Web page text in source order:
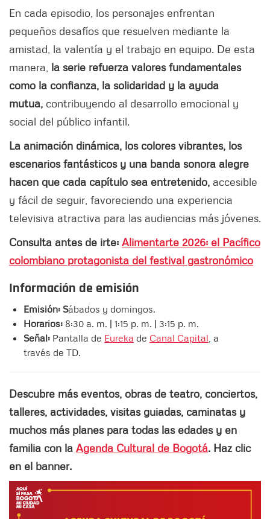
En cada episodio, los personajes enfrentan
pequeños desafíos que resuelven mediante la
amistad, la valentía y el trabajo en equipo. De esta
manera, la serie refuerza valores fundamentales
como la confianza, la solidaridad y la ayuda
mutua, contribuyendo al desarrollo emocional y
social del público infantil.
La animación dinámica, los colores vibrantes, los
escenarios fantásticos y una banda sonora alegre
hacen que cada capítulo sea entretenido, accesible
y fácil de seguir, favoreciendo una experiencia
televisiva atractiva para las audiencias más jóvenes.
Consulta antes de irte: Alimentarte 2026: el Pacífico
colombiano protagonista del festival gastronómico
Información de emisión
Emisión: Sábados y domingos.
Horarios: 8:30 a. m. | 1:15 p. m. | 3:15 p. m.
Señal: Pantalla de Eureka de Canal Capital , a
través de TD.
Descubre más eventos, obras de teatro, conciertos,
talleres, actividades, visitas guiadas, caminatas y
muchos más planes para todas las edades y en
familia con la Agenda Cultural de Bogotá. Haz clic
en el banner.